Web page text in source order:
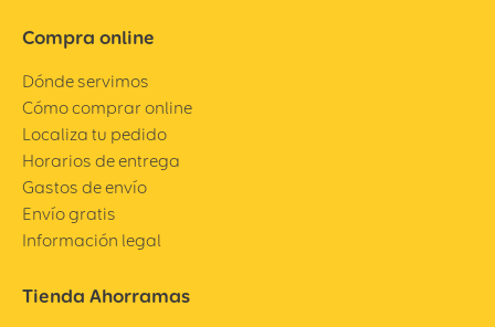
Compra online
Dónde servimos
Cómo comprar online
Localiza tu pedido
Horarios de entrega
Gastos de envío
Envío gratis
Información legal
Tienda Ahorramas